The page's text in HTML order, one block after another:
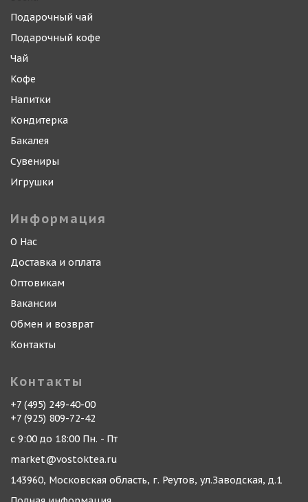
Подарочный чай
Подарочный кофе
Чай
Кофе
Напитки
Кондитерка
Бакалея
Сувениры
Игрушки
Информация
О Нас
Доставка и оплата
Оптовикам
Вакансии
Обмен и возврат
Контакты
Контакты
+7 (495) 249-40-00
+7 (925) 809-72-42
с 9:00 до 18:00 Пн. - Пт
market@vostoktea.ru
143960, Московская область, г. Реутов, ул.Заводская, д.1